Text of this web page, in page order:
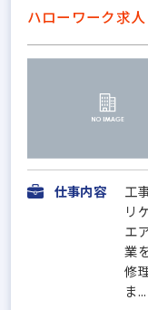
ハローワーク求人
仕事内容
工
リ
エ
業
修
ま...